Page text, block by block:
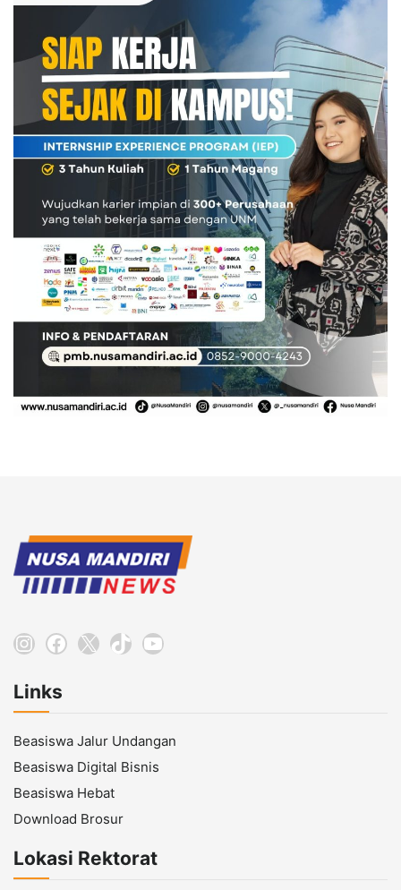
Instagram
Facebook
X TikTokYouTube
Links
Beasiswa Jalur Undangan
Beasiswa Digital Bisnis
Beasiswa Hebat
Download Brosur
Lokasi Rektorat